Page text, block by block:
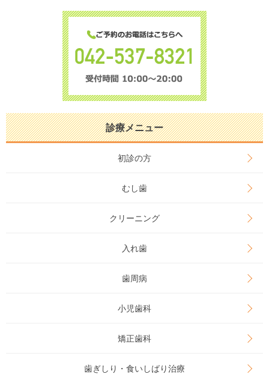
診療メニュー
初診の方
むし歯
クリーニング
入れ歯
歯周病
小児歯科
矯正歯科
歯ぎしり・食いしばり治療